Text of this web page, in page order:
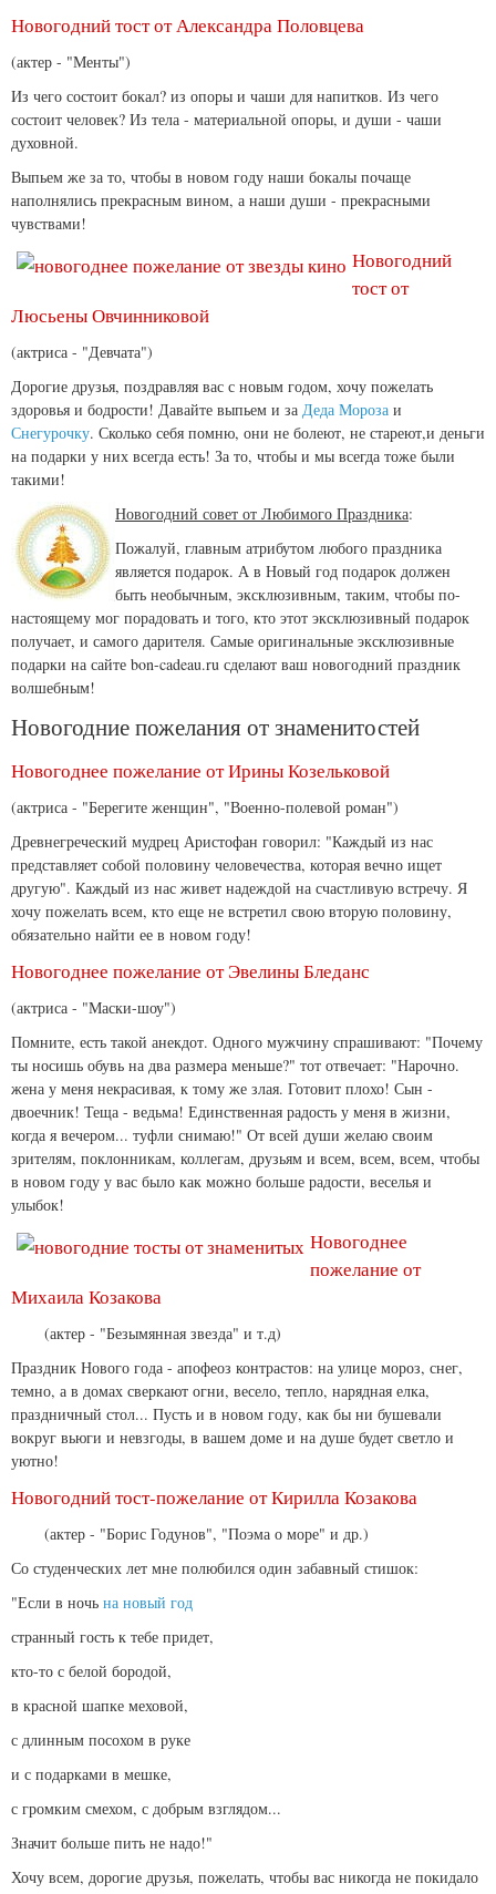
Новогодний тост от Александра Половцева
(актер - "Менты")
Из чего состоит бокал? из опоры и чаши для напитков. Из чего
состоит человек? Из тела - материальной опоры, и души - чаши
духовной.
Выпьем же за то, чтобы в новом году наши бокалы почаще
наполнялись прекрасным вином, а наши души - прекрасными
чувствами!
Новогодний
тост от
Люсьены Овчинниковой
(актриса - "Девчата")
Дорогие друзья, поздравляя вас с новым годом, хочу пожелать
здоровья и бодрости! Давайте выпьем и за Деда Мороза и
Снегурочку. Сколько себя помню, они не болеют, не стареют,и деньги
на подарки у них всегда есть! За то, чтобы и мы всегда тоже были
такими!
Новогодний совет от Любимого Праздника:
Пожалуй, главным атрибутом любого праздника
является подарок. А в Новый год подарок должен
быть необычным, эксклюзивным, таким, чтобы по-
настоящему мог порадовать и того, кто этот эксклюзивный подарок
получает, и самого дарителя. Самые оригинальные эксклюзивные
подарки на сайте bon-cadeau.ru сделают ваш новогодний праздник
волшебным!
Новогодние пожелания от знаменитостей
Новогоднее пожелание от Ирины Козельковой
(актриса - "Берегите женщин", "Военно-полевой роман")
Древнегреческий мудрец Аристофан говорил: "Каждый из нас
представляет собой половину человечества, которая вечно ищет
другую". Каждый из нас живет надеждой на счастливую встречу. Я
хочу пожелать всем, кто еще не встретил свою вторую половину,
обязательно найти ее в новом году!
Новогоднее пожелание от Эвелины Бледанс
(актриса - "Маски-шоу")
Помните, есть такой анекдот. Одного мужчину спрашивают: "Почему
ты носишь обувь на два размера меньше?" тот отвечает: "Нарочно.
жена у меня некрасивая, к тому же злая. Готовит плохо! Сын -
двоечник! Теща - ведьма! Единственная радость у меня в жизни,
когда я вечером... туфли снимаю!" От всей души желаю своим
зрителям, поклонникам, коллегам, друзьям и всем, всем, всем, чтобы
в новом году у вас было как можно больше радости, веселья и
улыбок!
Новогоднее
пожелание от
Михаила Козакова
(актер - "Безымянная звезда" и т.д)
Праздник Нового года - апофеоз контрастов: на улице мороз, снег,
темно, а в домах сверкают огни, весело, тепло, нарядная елка,
праздничный стол... Пусть и в новом году, как бы ни бушевали
вокруг вьюги и невзгоды, в вашем доме и на душе будет светло и
уютно!
Новогодний тост-пожелание от Кирилла Козакова
(актер - "Борис Годунов", "Поэма о море" и др.)
Со студенческих лет мне полюбился один забавный стишок:
"Если в ночь на новый год
странный гость к тебе придет,
кто-то с белой бородой,
в красной шапке меховой,
с длинным посохом в руке
и с подарками в мешке,
с громким смехом, с добрым взглядом...
Значит больше пить не надо!"
Хочу всем, дорогие друзья, пожелать, чтобы вас никогда не покидало